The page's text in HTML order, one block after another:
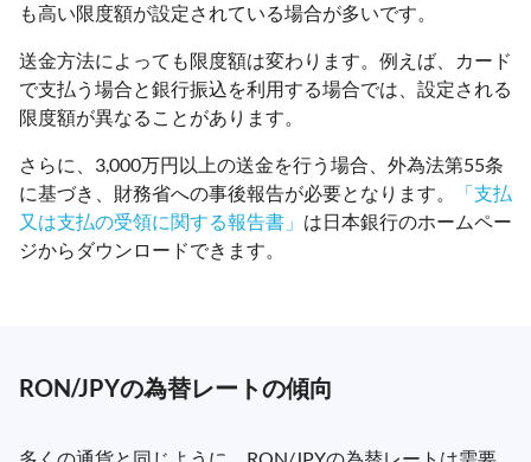
も高い限度額が設定されている場合が多いです。
送金方法によっても限度額は変わります。例えば、カード
で支払う場合と銀行振込を利用する場合では、設定される
限度額が異なることがあります。
さらに、3,000万円以上の送金を行う場合、外為法第55条
に基づき、財務省への事後報告が必要となります。
「支払
又は支払の受領に関する報告書」 は日本銀行のホームペー
ジからダウンロードできます。
RON/JPYの為替レートの傾向